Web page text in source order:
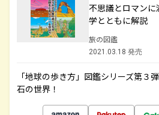
不思議とロマン
学とともに解説
旅の図鑑
2021.03.18 発売
「地球の歩き方」図鑑シリーズ第３
石の世界！